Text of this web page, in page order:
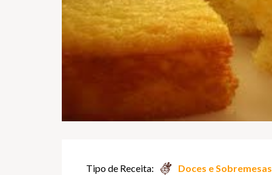
Tipo de Receita: Doces e Sobremesas